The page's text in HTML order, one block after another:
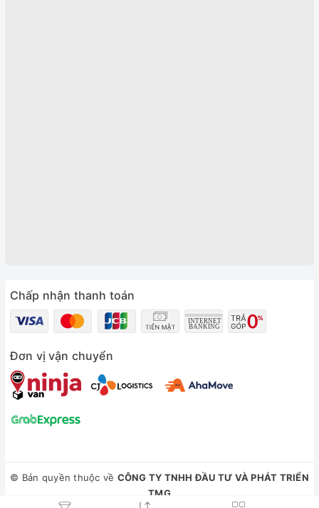
Chấp nhận thanh toán
Đơn vị vận chuyển
© Bản quyền thuộc về CÔNG TY TNHH ĐẦU TƯ VÀ PHÁT TRIỂN
TMG